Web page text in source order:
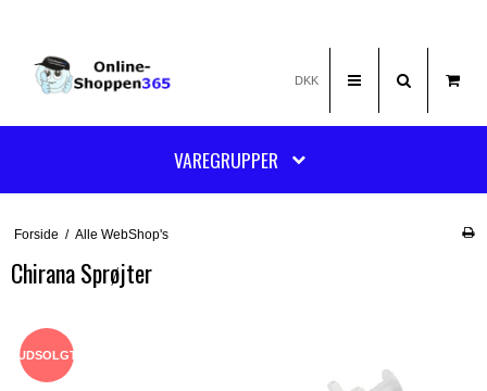
DKK
VAREGRUPPER
Forside / Alle WebShop's
Chirana Sprøjter
UDSOLGT